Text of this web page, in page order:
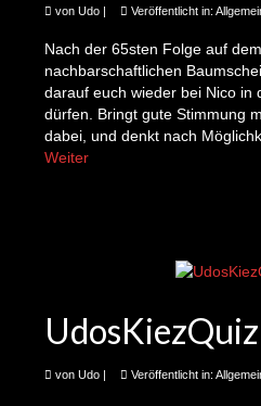
29te Folge: Adelheid
und Mitgestalten 1243-5
30te Folge 1243-5
und Besser als neu
32te Folge 1243-5
33te Folge 1243-5
Kiezblock
von Udo Veröffentlicht in:
Nach der 65sten Folge auf
nachbarschaftlichen
darauf euch wieder bei Nico in
dürfen. Bringt gute Stimmung
dabei, und denkt nach
Weiter
von Udo | Veröffentlicht in: